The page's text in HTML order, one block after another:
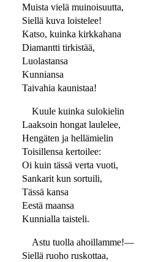
Muista vielä muinoisuutta,
Siellä kuva loistelee!
Katso, kuinka kirkkahana
Diamantti tirkistää,
Luolastansa
Kunniansa
Taivahia kaunistaa!
Kuule kuinka sulokielin
Laaksoin hongat laulelee,
Hengäten ja hellämielin
Toisillensa kertoilee:
Oi kuin tässä verta vuoti,
Sankarit kun sortuili,
Tässä kansa
Eestä maansa
Kunnialla taisteli.
Astu tuolla ahoillamme!—
Siellä ruoho ruskottaa,